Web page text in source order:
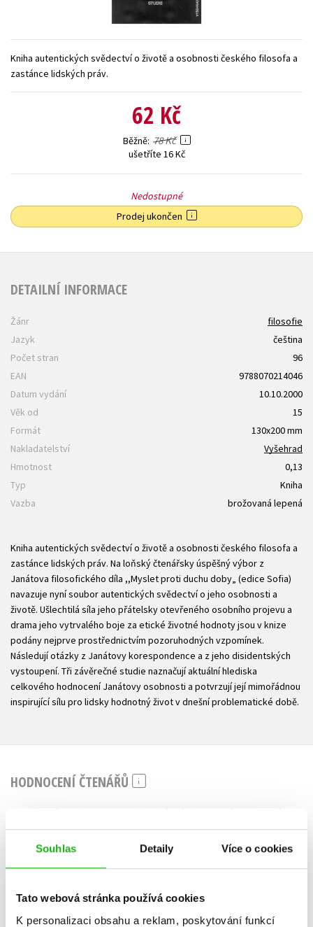
Souhlas Detaily Více o cookies
Tato webová stránka používá cookies
K personalizaci obsahu a reklam, poskytování funkcí
Zahraniční literatura
Všechny tituly
Kniha autentických svědectví o životě a osobnosti českého filosofa a
zastánce lidských práv.
62 Kč
Běžně 78 Kč
ušetříte 16 Kč
Nedostupné
Prodej ukončen
DETAILNÍ INFORMACE
Žánr
filosofie
Jazyk
čeština
Počet stran
96
EAN
9788070214046
Datum vydání
10.10.2000
Věk od
15
Formát
130x200 mm
Nakladatelství
Vyšehrad
Hmotnost
0,13
Typ
Kniha
Vazba
brožovaná lepená
Kniha autentických svědectví o životě a osobnosti českého filosofa a
zastánce lidských práv. Na loňský čtenářsky úspěšný výbor z
Janátova filosofického díla ,,Myslet proti duchu doby„ (edice Sofia)
navazuje nyní soubor autentických svědectví o jeho osobnosti a
životě. Ušlechtilá síla jeho přátelsky otevřeného osobního projevu a
drama jeho vytrvalého boje za etické životné hodnoty jsou v knize
podány nejprve prostřednictvím pozoruhodných vzpomínek.
Následují otázky z Janátovy korespondence a z jeho disidentských
vystoupení. Tři závěrečné studie naznačují aktuální hlediska
celkového hodnocení Janátovy osobnosti a potvrzují její mimořádnou
inspirující sílu pro lidsky hodnotný život v dnešní problematické době.
HODNOCENÍ ČTENÁŘŮ
V současné době nejsou vytvořena žádná uživatelská hodnocení.
Vaše hodnocení